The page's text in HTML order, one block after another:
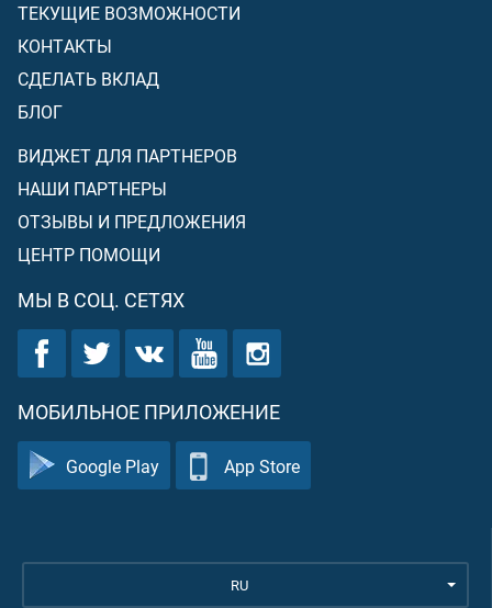
ТЕКУЩИЕ ВОЗМОЖНОСТИ
КОНТАКТЫ
СДЕЛАТЬ ВКЛАД
БЛОГ
ВИДЖЕТ ДЛЯ ПАРТНЕРОВ
НАШИ ПАРТНЕРЫ
ОТЗЫВЫ И ПРЕДЛОЖЕНИЯ
ЦЕНТР ПОМОЩИ
МЫ В СОЦ. СЕТЯХ
МОБИЛЬНОЕ ПРИЛОЖЕНИЕ
Google Play App Store
RU